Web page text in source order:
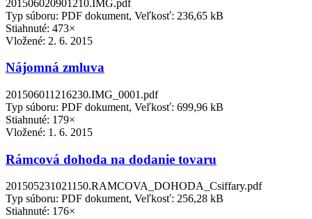
201506020901210.IMG.pdf
Typ súboru: PDF dokument, Veľkosť: 236,65 kB
Stiahnuté: 473×
Vložené: 2. 6. 2015
Nájomná zmluva
201506011216230.IMG_0001.pdf
Typ súboru: PDF dokument, Veľkosť: 699,96 kB
Stiahnuté: 179×
Vložené: 1. 6. 2015
Rámcová dohoda na dodanie tovaru
201505231021150.RAMCOVA_DOHODA_Csiffary.pdf
Typ súboru: PDF dokument, Veľkosť: 256,28 kB
Stiahnuté: 176×